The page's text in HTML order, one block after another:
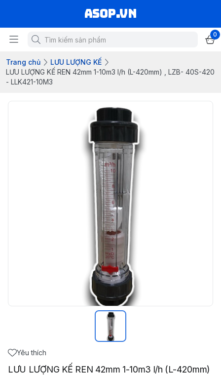
asop.vn
0
Trang chủ
LƯU LƯỢNG KẾ
LƯU LƯỢNG KẾ REN 42mm 1-10m3 l/h (L-420mm) , LZB- 40S-420
- LLK421-10M3
Yêu thích
LƯU LƯỢNG KẾ REN 42mm 1-10m3 l/h (L-420mm)